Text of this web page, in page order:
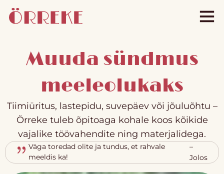
Muuda sündmus
meeleolukaks
Tiimiüritus, lastepidu, suvepäev või jõuluõhtu –
Örreke tuleb õpitoaga kohale koos kõikide
vajalike töövahendite ning materjalidega.
Väga toredad olite ja tundus, et rahvale
meeldis ka!
–
Jolos